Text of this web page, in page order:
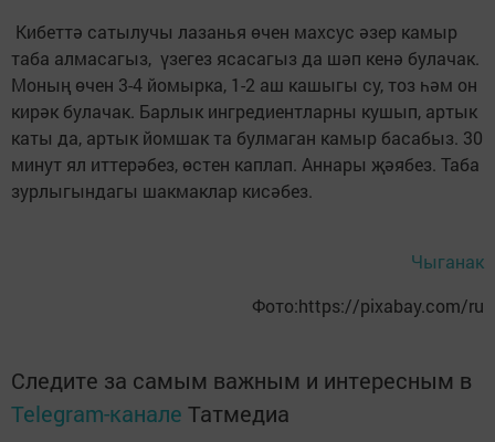
Кибеттә сатылучы лазанья өчен махсус әзер камыр
таба алмасагыз, үзегез ясасагыз да шәп кенә булачак.
Моның өчен 3-4 йомырка, 1-2 аш кашыгы су, тоз һәм он
кирәк булачак. Барлык ингредиентларны кушып, артык
каты да, артык йомшак та булмаган камыр басабыз. 30
минут ял иттерәбез, өстен каплап. Аннары җәябез. Таба
зурлыгындагы шакмаклар кисәбез.
Чыганак
Фото:https://pixabay.com/ru
Следите за самым важным и интересным в
Telegram-канале Татмедиа